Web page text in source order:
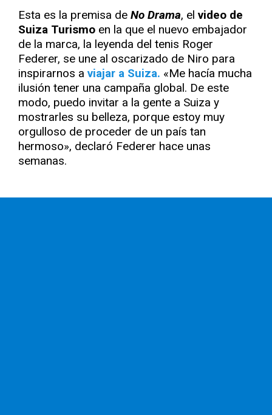
Esta es la premisa de No Drama, el video de
Suiza Turismo en la que el nuevo embajador
de la marca, la leyenda del tenis Roger
Federer, se une al oscarizado de Niro para
inspirarnos a viajar a Suiza. «Me hacía mucha
ilusión tener una campaña global. De este
modo, puedo invitar a la gente a Suiza y
mostrarles su belleza, porque estoy muy
orgulloso de proceder de un país tan
hermoso», declaró Federer hace unas
semanas.